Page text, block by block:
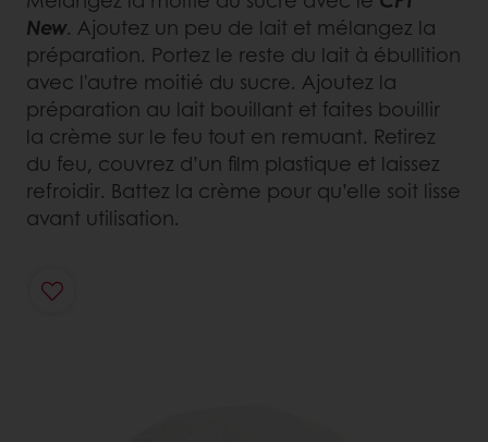
New. Ajoutez un peu de lait et mélangez la
préparation. Portez le reste du lait à ébullition
avec l'autre moitié du sucre. Ajoutez la
préparation au lait bouillant et faites bouillir
la crème sur le feu tout en remuant. Retirez
du feu, couvrez d’un film plastique et laissez
refroidir. Battez la crème pour qu’elle soit lisse
avant utilisation.